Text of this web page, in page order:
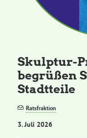
Skulptur-
begrüßen
Stadtteile
Ratsfraktion
3. Juli 2026